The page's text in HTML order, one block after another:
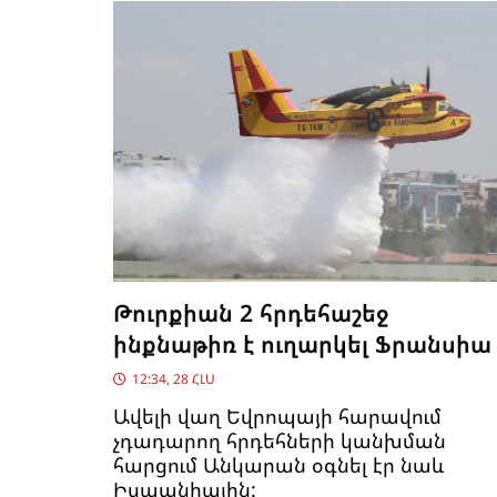
Թուրքիան 2 հրդեհաշեջ
ինքնաթիռ է ուղարկել Ֆրանսիա
12:34, 28 ՀԼՍ
Ավելի վաղ Եվրոպայի հարավում
չդադարող հրդեհների կանխման
հարցում Անկարան օգնել էր նաև
Իսպանիային: